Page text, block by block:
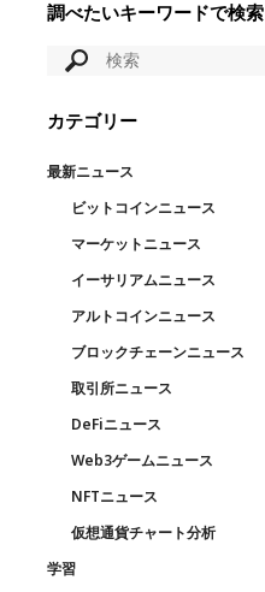
調べたいキーワードで検索
カテゴリー
最新ニュース
ビットコインニュース
マーケットニュース
イーサリアムニュース
アルトコインニュース
ブロックチェーンニュース
取引所ニュース
DeFiニュース
Web3ゲームニュース
NFTニュース
仮想通貨チャート分析
学習